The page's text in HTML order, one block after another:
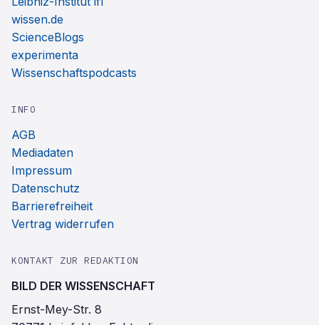
wissen.de
ScienceBlogs
experimenta
Wissenschaftspodcasts
INFO
AGB
Mediadaten
Impressum
Datenschutz
Barrierefreiheit
Vertrag widerrufen
KONTAKT ZUR REDAKTION
BILD DER WISSENSCHAFT
Ernst-Mey-Str. 8